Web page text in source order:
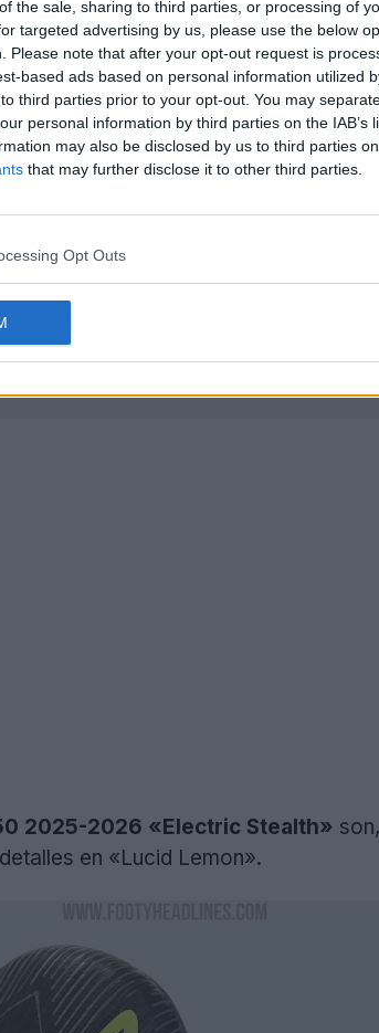
the sale, sharing to third parties, or processing of
targeted advertising by us, please use the below
Please note that after your opt-out request is
based ads based on personal information utilized
third parties prior to your opt-out. You may
personal information by third parties on the IAB’s
may also be disclosed by us to third parties
that may further disclose it to other third parties.
Opt Outs
2025-2026 «Electric Stealth»
en «Lucid Lemon».